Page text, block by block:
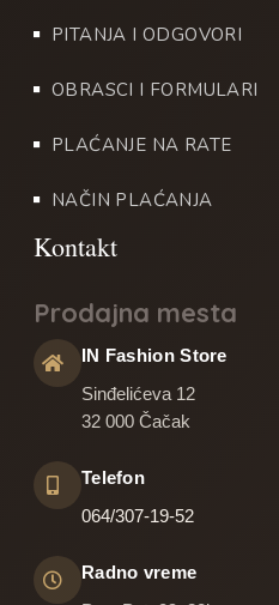
PITANJA I ODGOVORI
OBRASCI I FORMULARI
PLAĆANJE NA RATE
NAČIN PLAĆANJA
Prodajna mesta
IN Fashion Store
Sinđelićeva 12
32 000 Čačak
Telefon
064/307-19-52
Radno vreme